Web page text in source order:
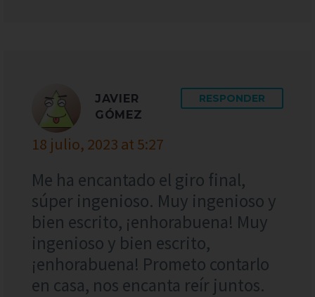
JAVIER
GÓMEZ
18 julio, 2023 at 5:27
RESPONDER
Me ha encantado el giro final,
súper ingenioso. Muy ingenioso y
bien escrito, ¡enhorabuena! Muy
ingenioso y bien escrito,
¡enhorabuena! Prometo contarlo
en casa, nos encanta reír juntos.